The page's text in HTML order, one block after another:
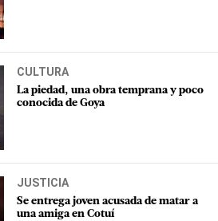
CULTURA
La piedad, una obra temprana y poco
conocida de Goya
JUSTICIA
Se entrega joven acusada de matar a
una amiga en Cotuí